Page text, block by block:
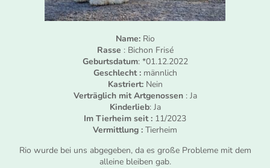
Name: Rio
Rasse : Bichon Frisé
Geburtsdatum: *01.12.2022
Geschlecht :männlich
Kastriert: Nein
Verträglich mit Artgenossen : Ja
Kinderlieb: Ja
Im Tierheim seit : 11/2023
Vermittlung : Tierheim
Rio wurde bei uns abgegeben, da es große Probleme mit dem
alleine bleiben gab.